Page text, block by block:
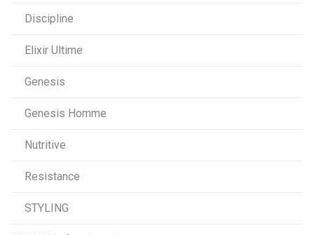
Discipline
Elixir Ultime
Genesis
Genesis Homme
Nutritive
Resistance
STYLING